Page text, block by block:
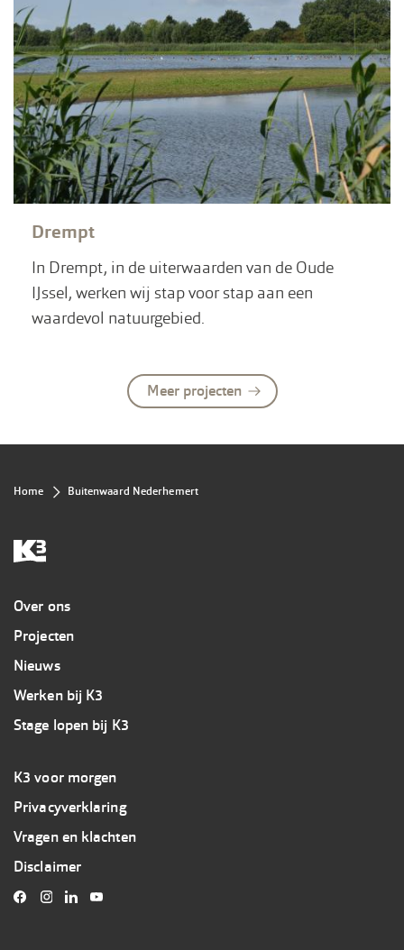
Drempt
In Drempt, in de uiterwaarden van de Oude
IJssel, werken wij stap voor stap aan een
waardevol natuurgebied.
Meer projecten
Kruimelpad
Home Buitenwaard Nederhemert
Overig
Over ons
Projecten
Nieuws
Werken bij K3
Stage lopen bij K3
Footer
3
K3
K3 voor morgen
Privacyverklaring
Vragen en klachten
Disclaimer